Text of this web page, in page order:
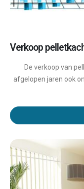
Verkoop
De verkoop van
afgelopen jaren ook